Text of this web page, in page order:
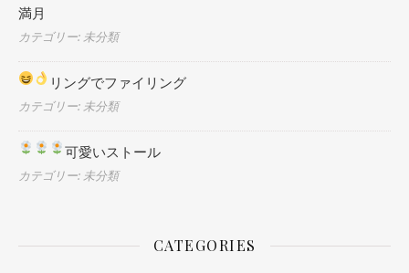
満月
カテゴリー: 未分類
リングでファイリング
カテゴリー: 未分類
可愛いストール
カテゴリー: 未分類
CATEGORIES